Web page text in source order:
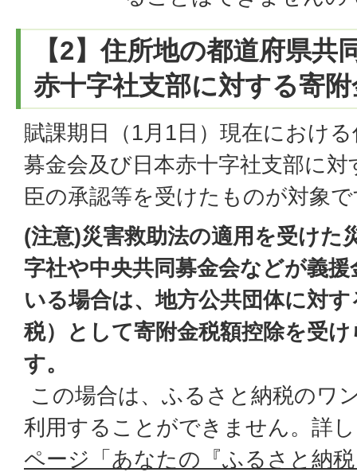
【2】住所地の都道府県共
赤十字社支部に対する寄附
賦課期日（1月1日）現在におけ
募金会及び日本赤十字社支部に
臣の承認等を受けたものが対象
(注意)災害救助法の適用を受けた
字社や中央共同募金会などが義
いる場合は、地方公共団体に対
税）として寄附金税額控除を受
す。
この場合は、ふるさと納税のワ
利用することができません。詳
ページ「あなたの『ふるさと納